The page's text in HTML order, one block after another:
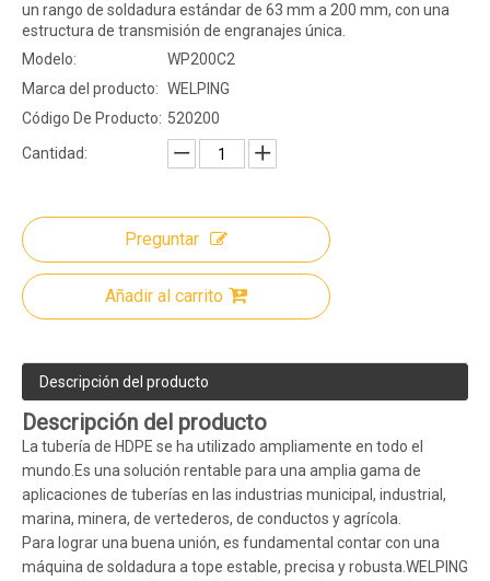
un rango de soldadura estándar de 63 mm a 200 mm, con una
estructura de transmisión de engranajes única.
Modelo:
WP200C2
Marca del producto: WELPING
Código De Producto: 520200
Cantidad:
Preguntar
Añadir al carrito
Descripción del producto
Descripción del producto
La tubería de HDPE se ha utilizado ampliamente en todo el
mundo.Es una solución rentable para una amplia gama de
aplicaciones de tuberías en las industrias municipal, industrial,
marina, minera, de vertederos, de conductos y agrícola.
Para lograr una buena unión, es fundamental contar con una
máquina de soldadura a tope estable, precisa y robusta.WELPING